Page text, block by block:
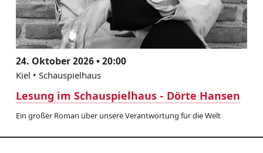
24. Oktober 2026 • 20:00
Kiel • Schauspielhaus
Lesung im Schauspielhaus - Dörte Hansen
Ein großer Roman über unsere Verantwortung für die Welt